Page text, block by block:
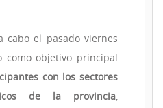
cabo el pasado viernes
como objetivo principal
con los sectores
de la provincia,